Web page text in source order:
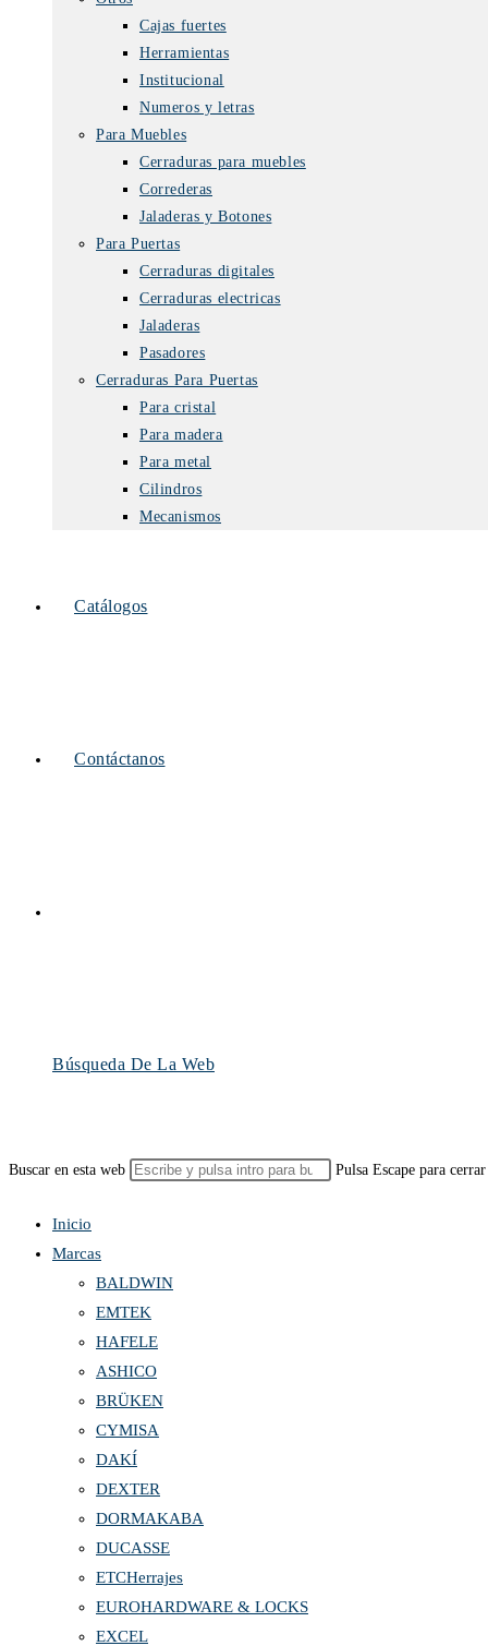
Cajas fuertes
Herramientas
Institucional
Numeros y letras
Para Muebles
Cerraduras para muebles
Correderas
Jaladeras y Botones
Para Puertas
Cerraduras digitales
Cerraduras electricas
Jaladeras
Pasadores
Cerraduras Para Puertas
Para cristal
Para madera
Para metal
Cilindros
Mecanismos
Catálogos
Contáctanos
Búsqueda De La Web
Buscar en esta web Pulsa Escape para
Inicio
Marcas
BALDWIN
EMTEK
HAFELE
ASHICO
BRÜKEN
CYMISA
DAKÍ
DEXTER
DORMAKABA
DUCASSE
ETCHerrajes
EUROHARDWARE & LOCKS
EXCEL